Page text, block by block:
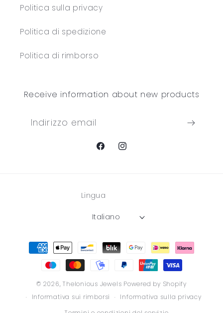
Politica sulla privacy
Politica di spedizione
Politica di rimborso
Receive information about new products
Indirizzo email
FacebookInstagram
Lingua
Italiano
Metodi
pagamento
© 2026,Thelonious Jewels Powered by Shopify
Informativa sui rimborsi
Informativa sulla privacy